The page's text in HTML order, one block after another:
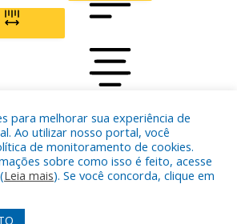
SPACING
ALIGN TEXT
para melhorar sua experiência de
Ao utilizar nosso portal, você
de monitoramento de cookies.
sobre como isso é feito, acesse
Leia mais). Se você concorda, clique em